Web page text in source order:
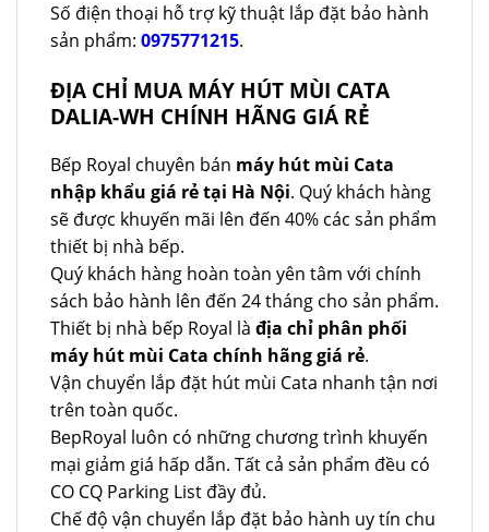
Số điện thoại hỗ trợ kỹ thuật lắp đặt bảo hành
sản phẩm: 0975771215.
ĐỊA CHỈ MUA MÁY HÚT MÙI CATA
DALIA-WH CHÍNH HÃNG GIÁ RẺ
Bếp Royal chuyên bán máy hút mùi Cata
nhập khẩu giá rẻ tại Hà Nội. Quý khách hàng
sẽ được khuyến mãi lên đến 40% các sản phẩm
thiết bị nhà bếp.
Quý khách hàng hoàn toàn yên tâm với chính
sách bảo hành lên đến 24 tháng cho sản phẩm.
Thiết bị nhà bếp Royal là địa chỉ phân phối
máy hút mùi Cata chính hãng giá rẻ.
Vận chuyển lắp đặt hút mùi Cata nhanh tận nơi
trên toàn quốc.
BepRoyal luôn có những chương trình khuyến
mại giảm giá hấp dẫn. Tất cả sản phẩm đều có
CO CQ Parking List đầy đủ.
Chế độ vận chuyển lắp đặt bảo hành uy tín chu